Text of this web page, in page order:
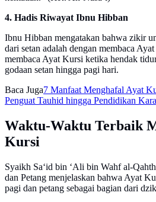
4. Hadis Riwayat Ibnu Hibban
Ibnu Hibban mengatakan bahwa zikir
dari setan adalah dengan membaca
membaca Ayat Kursi ketika hendak
godaan setan hingga pagi hari.
Baca Juga7 Manfaat Menghafal Ayat
Penguat Tauhid hingga Pendidikan
Waktu-Waktu Terbaik
Kursi
Syaikh Sa‘id bin ‘Ali bin Wahf al-
dan Petang menjelaskan bahwa Ayat
pagi dan petang sebagai bagian dari